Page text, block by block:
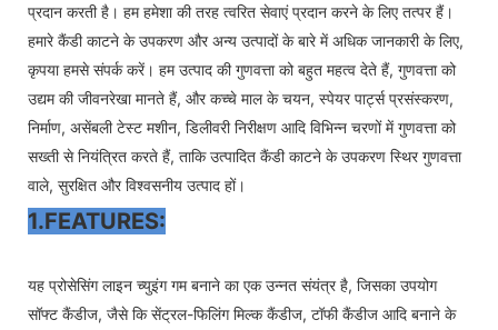
प्रदान करती है। हम हमेशा की तरह त्वरित सेवाएं प्रदान करने के लिए तत्पर हैं।
हमारे कैंडी काटने के उपकरण और अन्य उत्पादों के बारे में अधिक जानकारी के लिए,
कृपया हमसे संपर्क करें। हम उत्पाद की गुणवत्ता को बहुत महत्व देते हैं, गुणवत्ता को
उद्यम की जीवनरेखा मानते हैं, और कच्चे माल के चयन, स्पेयर पार्ट्स प्रसंस्करण,
निर्माण, असेंबली टेस्ट मशीन, डिलीवरी निरीक्षण आदि विभिन्न चरणों में गुणवत्ता को
सख्ती से नियंत्रित करते हैं, ताकि उत्पादित कैंडी काटने के उपकरण स्थिर गुणवत्ता
वाले, सुरक्षित और विश्वसनीय उत्पाद हों।
1.FEATURES:
यह प्रोसेसिंग लाइन च्युइंग गम बनाने का एक उन्नत संयंत्र है, जिसका उपयोग
सॉफ्ट कैंडीज, जैसे कि सेंट्रल-फिलिंग मिल्क कैंडीज, टॉफी कैंडीज आदि बनाने के